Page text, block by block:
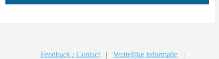
Feedback / Contact | Wettelijke informatie
|